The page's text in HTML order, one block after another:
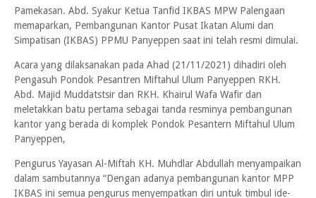
Pamekasan. Abd. Syakur Ketua Tanfid IKBAS MPW Palengaan
memaparkan, Pembangunan Kantor Pusat Ikatan Alumi dan
Simpatisan (IKBAS) PPMU Panyeppen saat ini telah resmi dimulai.
Acara yang dilaksanakan pada Ahad (21/11/2021) dihadiri oleh
Pengasuh Pondok Pesantren Miftahul Ulum Panyeppen RKH.
Abd. Majid Muddatstsir dan RKH. Khairul Wafa Wafir dan
meletakkan batu pertama sebagai tanda resminya pembangunan
kantor yang berada di komplek Pondok Pesantern Miftahul Ulum
Panyeppen,
Pengurus Yayasan Al-Miftah KH. Muhdlar Abdullah menyampaikan
dalam sambutannya “Dengan adanya pembangunan kantor MPP
IKBAS ini semua pengurus menyempatkan diri untuk timbul ide-